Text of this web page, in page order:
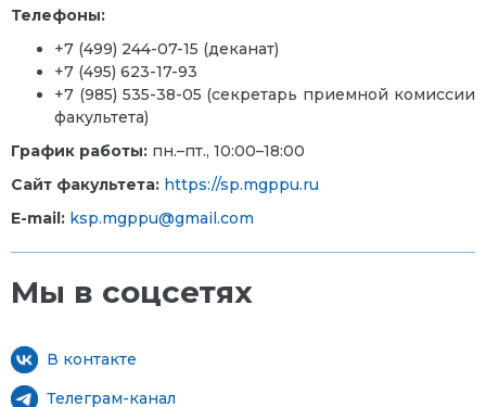
Телефоны:
+7 (499) 244-07-15 (деканат)
+7 (495) 623-17-93
+7 (985) 535-38-05 (секретарь приемной комиссии
факультета)
График работы: пн.–пт., 10:00–18:00
Сайт факультета: https://sp.mgppu.ru
E-mail: ksp.mgppu@gmail.com
Мы в соцсетях
В контакте
Телеграм-канал